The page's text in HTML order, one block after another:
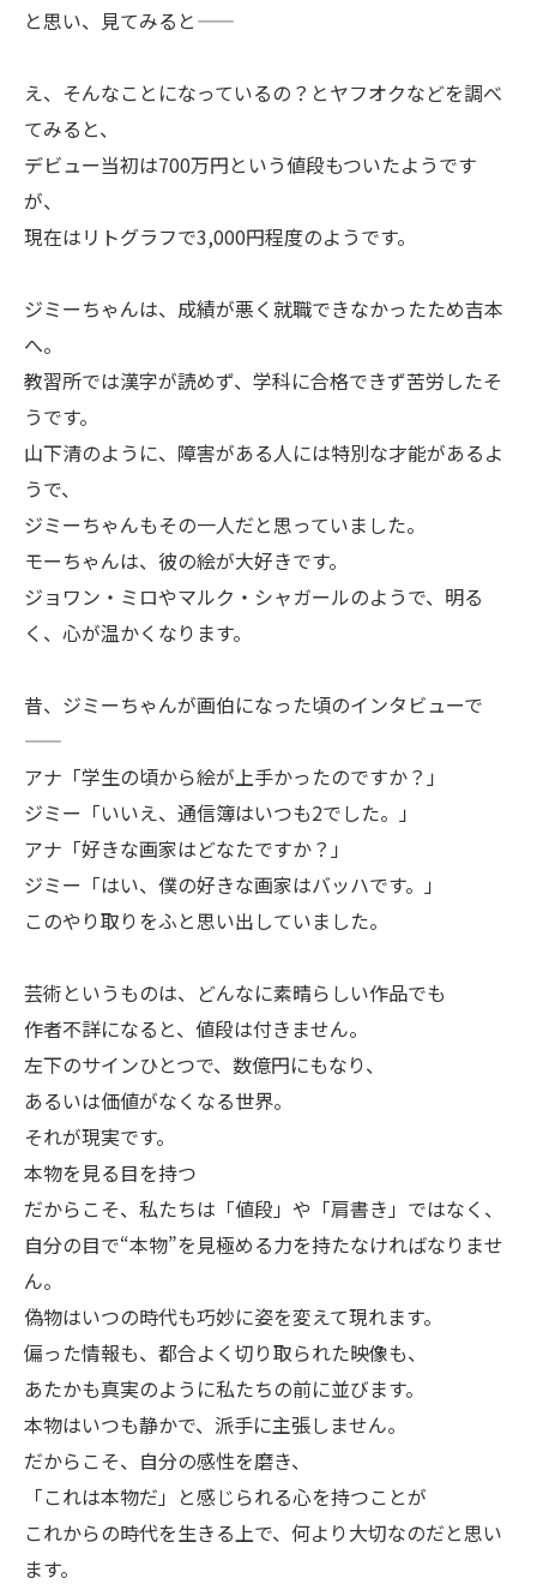
と思い、見てみると——
え、そんなことになっているの？とヤフオクなどを調べ
てみると、
デビュー当初は700万円という値段もついたようです
が、
現在はリトグラフで3,000円程度のようです。
ジミーちゃんは、成績が悪く就職できなかったため吉本
へ。
教習所では漢字が読めず、学科に合格できず苦労したそ
うです。
山下清のように、障害がある人には特別な才能があるよ
うで、
ジミーちゃんもその一人だと思っていました。
モーちゃんは、彼の絵が大好きです。
ジョワン・ミロやマルク・シャガールのようで、明る
く、心が温かくなります。
昔、ジミーちゃんが画伯になった頃のインタビューで
——
アナ「学生の頃から絵が上手かったのですか？」
ジミー「いいえ、通信簿はいつも2でした。」
アナ「好きな画家はどなたですか？」
ジミー「はい、僕の好きな画家はバッハです。」
このやり取りをふと思い出していました。
芸術というものは、どんなに素晴らしい作品でも
作者不詳になると、値段は付きません。
左下のサインひとつで、数億円にもなり、
あるいは価値がなくなる世界。
それが現実です。
本物を見る目を持つ
だからこそ、私たちは「値段」や「肩書き」ではなく、
自分の目で“本物”を見極める力を持たなければなりませ
ん。
偽物はいつの時代も巧妙に姿を変えて現れます。
偏った情報も、都合よく切り取られた映像も、
あたかも真実のように私たちの前に並びます。
本物はいつも静かで、派手に主張しません。
だからこそ、自分の感性を磨き、
「これは本物だ」と感じられる心を持つことが
これからの時代を生きる上で、何より大切なのだと思い
ます。